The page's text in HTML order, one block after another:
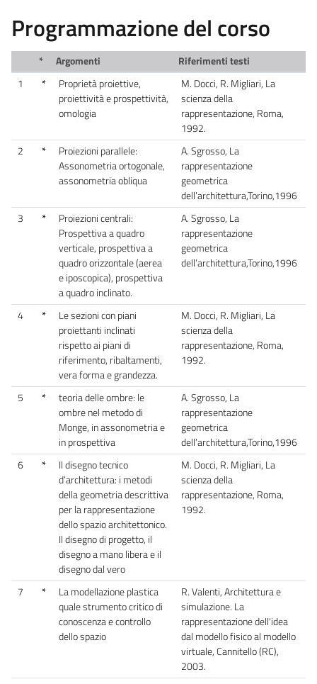
Programmazione del corso
* Argomenti
Riferimenti testi
1
*
Proprietà proiettive,
proiettività e prospettività,
omologia
M. Docci, R. Migliari, La
scienza della
rappresentazione, Roma,
1992.
2
*
Proiezioni parallele:
Assonometria ortogonale,
assonometria obliqua
A. Sgrosso, La
rappresentazione
geometrica
dell’architettura,Torino,1996
3
*
Proiezioni centrali:
Prospettiva a quadro
verticale, prospettiva a
quadro orizzontale (aerea
e iposcopica), prospettiva
a quadro inclinato.
A. Sgrosso, La
rappresentazione
geometrica
dell’architettura,Torino,1996
4 *
Le sezioni con piani
proiettanti inclinati
rispetto ai piani di
riferimento, ribaltamenti,
vera forma e grandezza.
M. Docci, R. Migliari, La
scienza della
rappresentazione, Roma,
1992.
5 *
teoria delle ombre: le
ombre nel metodo di
Monge, in assonometria e
in prospettiva
A. Sgrosso, La
rappresentazione
geometrica
dell’architettura,Torino,1996
6
*
Il disegno tecnico
d’architettura: i metodi
della geometria descrittiva
per la rappresentazione
dello spazio architettonico.
Il disegno di progetto, il
disegno a mano libera e il
disegno dal vero
M. Docci, R. Migliari, La
scienza della
rappresentazione, Roma,
1992.
7 *
La modellazione plastica
quale strumento critico di
conoscenza e controllo
dello spazio
R. Valenti, Architettura e
simulazione. La
rappresentazione dell'idea
dal modello fisico al modello
virtuale, Cannitello (RC),
2003.